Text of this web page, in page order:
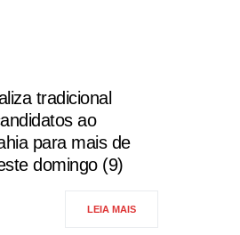
tradicional
ao
para mais de
domingo (9)
LEIA MAIS